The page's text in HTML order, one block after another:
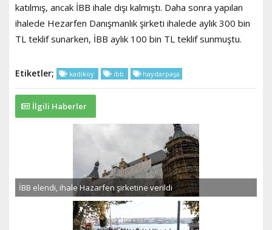
katılmış, ancak İBB ihale dışı kalmıştı. Daha sonra yapılan
ihalede Hezarfen Danışmanlık şirketi ihalede aylık 300 bin
TL teklif sunarken, İBB aylık 100 bin TL teklif sunmuştu.
Etiketler; kadikoy ibb haydarpaşa
İlgili Haberler
İBB elendi, ihale Hazarfen şirketine verildi